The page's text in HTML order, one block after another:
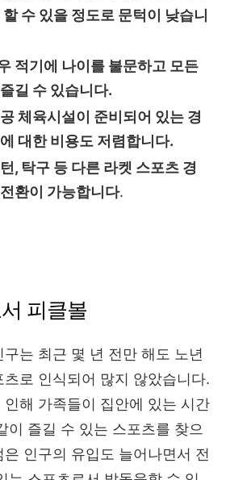
수 있을 정도로 문턱이 낮습니
적기에 나이를 불문하고 모든
길 수 있습니다.
체육시설이 준비되어 있는 경
대한 비용도 저렴합니다.
, 탁구 등 다른 라켓 스포츠 경
환이 가능합니다.
피클볼
는 최근 몇 년 전만 해도 노년
로 인식되어 많지 않았습니다.
인해 가족들이 집안에 있는 시간
이 즐길 수 있는 스포츠를 찾으
인구의 유입도 늘어나면서 전